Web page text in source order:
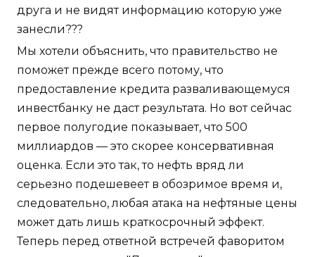
друга и не видят информацию которую уже
занесли???
Мы хотели объяснить, что правительство не
поможет прежде всего потому, что
предоставление кредита разваливающемуся
инвестбанку не даст результата. Но вот сейчас
первое полугодие показывает, что 500
миллиардов — это скорее консервативная
оценка. Если это так, то нефть вряд ли
серьезно подешевеет в обозримое время и,
следовательно, любая атака на нефтяные цены
может дать лишь краткосрочный эффект.
Теперь перед ответной встречей фаворитом